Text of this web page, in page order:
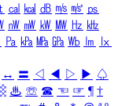
㎈ ㎉ ㏈ ㎧ ㎨ ㎰
㎻ ㎽ ㎾ ㎿ ㎐ ㎑
㎩ ㎪ ㎫ ㎬ ㏝ ㏐
㏓
↔ 〓 ◁ ◀ ▷ ▶ ♤
♨ ☏ ☎ ☜ ☞ ¶ †